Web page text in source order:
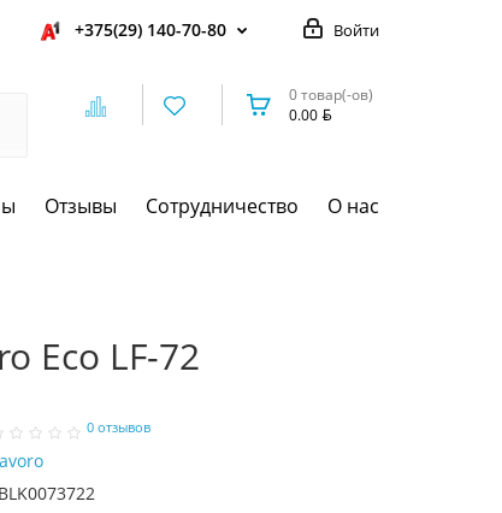
Войти
+375(29) 140-70-80
0 товар(-ов)
0.00
Отзывы Сотрудничество О нас
Eco LF-72
0 отзывов
BLK0073722